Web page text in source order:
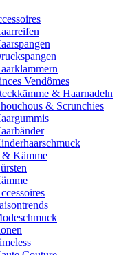
Vendômes
& Haarnadeln
& Scrunchies
& Kämme